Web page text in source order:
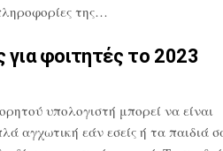
της…
γιαφοιτητές το 2023
υπολογιστή μπορεί να είναι
αγχωτική εάνεσείς ή τα παιδιά